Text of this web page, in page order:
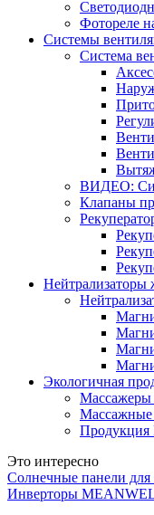
Фотореле
Системы
Система
ВИДЕО:
Клапаны
Нейтрализаторы
Экологичная
Продукция
Это интересно
Солнечные панели для
Инверторы